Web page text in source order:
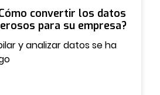
convertir los datos
para su empresa?
y analizar datos se ha